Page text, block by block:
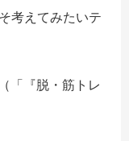
考えてみたいテ
「『脱・筋トレ